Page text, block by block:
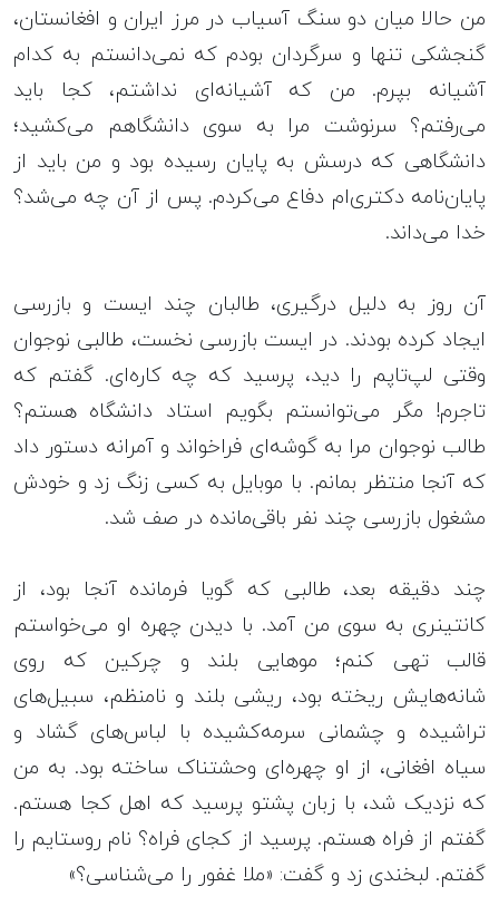
من حالا میان دو سنگ آسیاب در مرز ایران و افغانستان،
گنجشکی تنها و سرگردان بودم که نمی‌دانستم به کدام
آشیانه بپرم. من که آشیانه‌ای نداشتم، کجا باید
می‌رفتم؟ سرنوشت مرا به سوی دانشگاهم می‌کشید؛
دانشگاهی که درسش به پایان رسیده بود و من باید از
پایان‌نامه‌ دکتری‌ام دفاع می‌کردم. پس از آن چه می‌شد؟
خدا می‌داند.
آن روز به دلیل درگیری، طالبان چند ایست و بازرسی
ایجاد کرده بودند. در ایست بازرسی نخست، طالبی نوجوان
وقتی لپ‌تاپم را دید، پرسید که چه کاره‌ای. گفتم که
تاجرم! مگر می‌توانستم بگویم استاد دانشگاه هستم؟
طالب نوجوان مرا به گوشه‌ای فراخواند و آمرانه دستور داد
که آنجا منتظر بمانم. با موبایل به کسی زنگ زد و خودش
مشغول بازرسی چند نفر باقی‌مانده در صف شد.
چند دقیقه بعد، طالبی که گویا فرمانده‌ آنجا بود، از
کانتینری به سوی من آمد. با دیدن چهره‌ او می‌خواستم
قالب تهی کنم؛ موهایی بلند و چرکین که روی
شانه‌هایش ریخته بود، ریشی بلند و نامنظم، سبیل‌های
تراشیده و چشمانی سرمه‌کشیده با لباس‌های گشاد و
سیاه افغانی، از او چهره‌ای وحشتناک ساخته بود. به من
که نزدیک شد، با زبان پشتو پرسید که اهل کجا هستم.
گفتم از فراه هستم. پرسید از کجای فراه؟ نام روستایم را
گفتم. لبخندی زد و گفت: «ملا غفور را می‌شناسی؟»